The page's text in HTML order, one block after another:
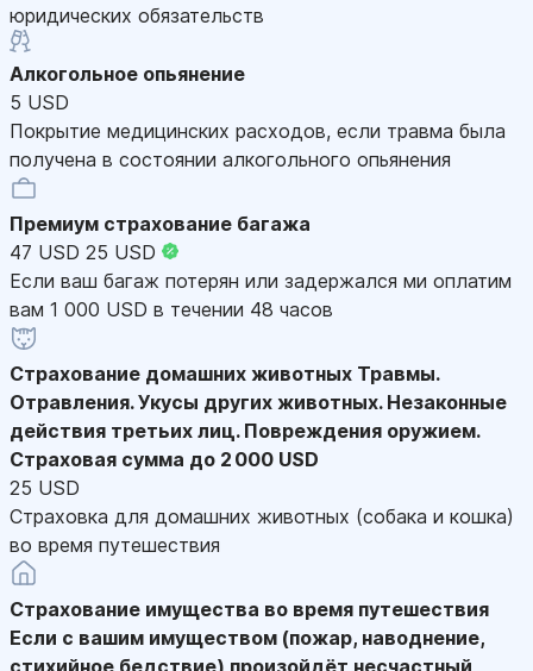
юридических обязательств
Алкогольное опьянение
5 USD
Покрытие медицинских расходов, если травма была
получена в состоянии алкогольного опьянения
Премиум страхование багажа
47 USD 25 USD
Если ваш багаж потерян или задержался ми оплатим
вам 1 000 USD в течении 48 часов
Страхование домашних животных Травмы.
Отравления. Укусы других животных. Незаконные
действия третьих лиц. Повреждения оружием.
Страховая сумма до 2 000 USD
25 USD
Страховка для домашних животных (собака и кошка)
во время путешествия
Страхование имущества во время путешествия
Если с вашим имуществом (пожар, наводнение,
стихийное бедствие) произойдёт несчастный